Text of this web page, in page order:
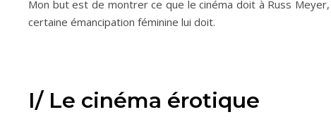
Mon but est de montrer ce que le cinéma doit à Russ
certaine émancipation féminine lui doit.
I/ Le cinéma érotique